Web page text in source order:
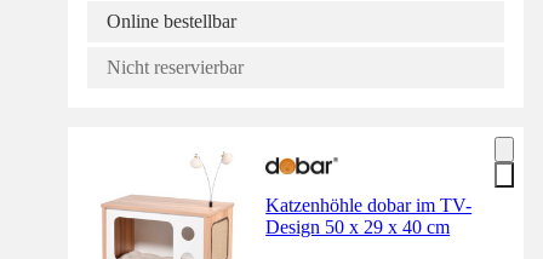
Online bestellbar
Nicht reservierbar
Katzenhöhle dobar im TV-
Design 50 x 29 x 40 cm